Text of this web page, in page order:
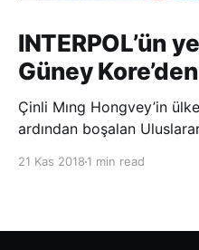
INTERPOL’ün
Güney Kore’den
Çinli Mıng Hongvey’in
ardından boşalan
21 Kas 2018 1 min read